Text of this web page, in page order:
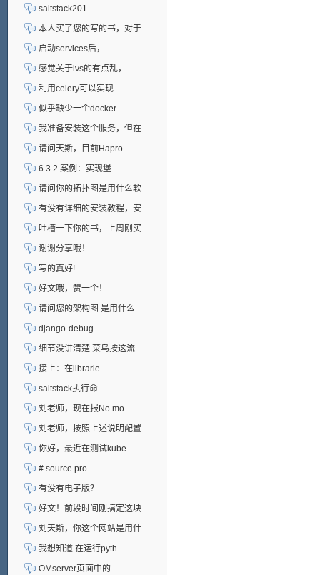
saltstack201...
本人买了您的写的书，对于...
启动services后，...
感觉关于lvs的有点乱，...
利用celery可以实现...
似乎缺少一个docker...
我准备安装这个服务，但在...
请问天斯，目前Hapro...
6.3.2 案例：实现堡...
请问你的拓扑图是用什么软...
有没有详细的安装教程，安...
吐槽一下你的书，上周刚买...
谢谢分享哦！
写的真好!
好文哦，赞一个！
请问您的架构图 是用什么...
django-debug...
细节没讲清楚.菜鸟按这流...
接上：在librarie...
saltstack执行命...
刘老师，现在报No mo...
刘老师，按照上述说明配置...
你好，最近在测试kube...
# source pro...
有没有电子版？
好文！前段时间刚搞定这块...
刘天斯，你这个网站是用什...
我想知道 在运行pyth...
OMserver页面中的...